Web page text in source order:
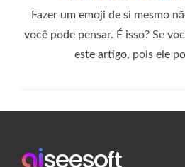
Fazer um emoji de si mesmo
você pode pensar. É isso? Se
este artigo, pois ele